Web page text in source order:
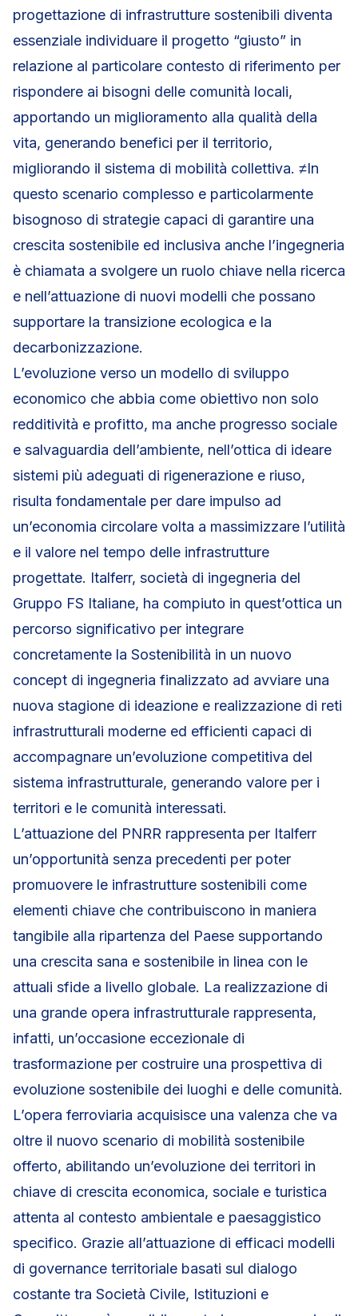
progettazione di infrastrutture sostenibili diventa
essenziale individuare il progetto “giusto” in
relazione al particolare contesto di riferimento per
rispondere ai bisogni delle comunità locali,
apportando un miglioramento alla qualità della
vita, generando benefici per il territorio,
migliorando il sistema di mobilità collettiva. ≠In
questo scenario complesso e particolarmente
bisognoso di strategie capaci di garantire una
crescita sostenibile ed inclusiva anche l’ingegneria
è chiamata a svolgere un ruolo chiave nella ricerca
e nell’attuazione di nuovi modelli che possano
supportare la transizione ecologica e la
decarbonizzazione.
L’evoluzione verso un modello di sviluppo
economico che abbia come obiettivo non solo
redditività e profitto, ma anche progresso sociale
e salvaguardia dell’ambiente, nell’ottica di ideare
sistemi più adeguati di rigenerazione e riuso,
risulta fondamentale per dare impulso ad
un’economia circolare volta a massimizzare l’utilità
e il valore nel tempo delle infrastrutture
progettate. Italferr, società di ingegneria del
Gruppo FS Italiane, ha compiuto in quest’ottica un
percorso significativo per integrare
concretamente la Sostenibilità in un nuovo
concept di ingegneria finalizzato ad avviare una
nuova stagione di ideazione e realizzazione di reti
infrastrutturali moderne ed efficienti capaci di
accompagnare un’evoluzione competitiva del
sistema infrastrutturale, generando valore per i
territori e le comunità interessati.
L’attuazione del PNRR rappresenta per Italferr
un’opportunità senza precedenti per poter
promuovere le infrastrutture sostenibili come
elementi chiave che contribuiscono in maniera
tangibile alla ripartenza del Paese supportando
una crescita sana e sostenibile in linea con le
attuali sfide a livello globale. La realizzazione di
una grande opera infrastrutturale rappresenta,
infatti, un’occasione eccezionale di
trasformazione per costruire una prospettiva di
evoluzione sostenibile dei luoghi e delle comunità.
L’opera ferroviaria acquisisce una valenza che va
oltre il nuovo scenario di mobilità sostenibile
offerto, abilitando un’evoluzione dei territori in
chiave di crescita economica, sociale e turistica
attenta al contesto ambientale e paesaggistico
specifico. Grazie all’attuazione di efficaci modelli
di governance territoriale basati sul dialogo
costante tra Società Civile, Istituzioni e